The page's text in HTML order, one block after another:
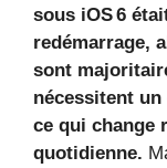
sous iOS 6
redémarrage,
sont
nécessitent
ce qui change
quotidienne.